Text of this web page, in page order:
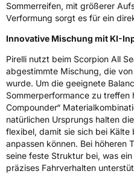
Nasshaftung
Rollgeräusch (Klasse)B
Rollgeräusch (dB)71
FahrzeugklasseC1
Sommerreifen, mit größerer
Verformung sorgt es für ein
Innovative Mischung mit KI-
Pirelli nutzt beim Scorpion All
abgestimmte Mischung, die
wurde. Um die geeignete
Sommerperformance zu treffen
Compounder“
natürlichen Ursprungs halten
flexibel, damit sie sich bei Kälte
anpassen können. Bei höheren
seine feste Struktur bei, was
präzises Fahrverhalten